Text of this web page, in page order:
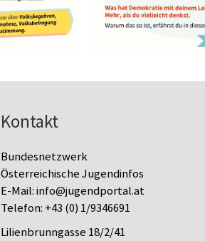
Kontakt
Bundesnetzwerk
Österreichische Jugendinfos
E-Mail:info@jugendportal.at
Telefon:+43 (0) 1/9346691
Lilienbrunngasse 18/2/41